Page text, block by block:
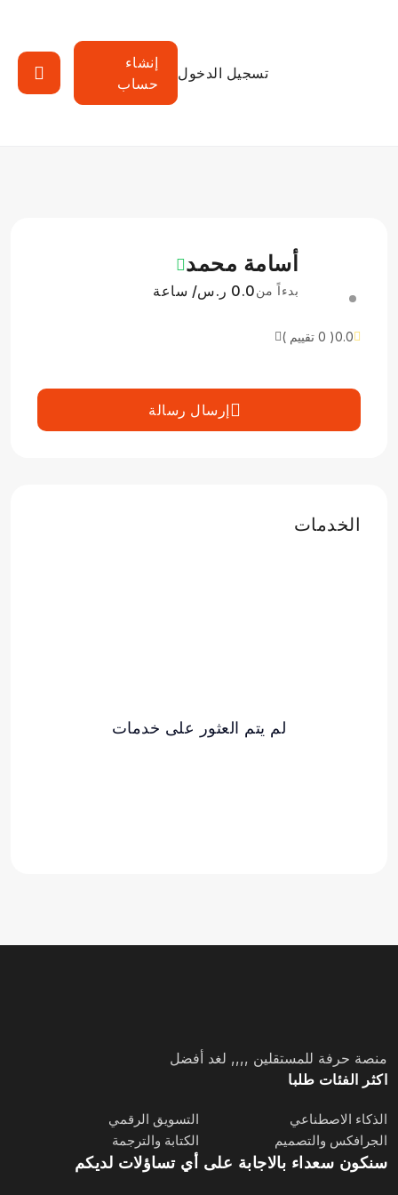
تسجيل الدخول
إنشاء
حساب
أسامة محمد
بدءاً من0.0 ر.س/ ساعة
0.0( 0 تقييم )
إرسال رسالة
الخدمات
لم يتم العثور على خدمات
منصة حرفة للمستقلين ,,,, لغد أفضل
اكثر الفئات طلبا
الذكاء الاصطناعي
التسويق الرقمي
الجرافكس والتصميم
الكتابة والترجمة
سنكون سعداء بالاجابة على أي تساؤلات لديكم